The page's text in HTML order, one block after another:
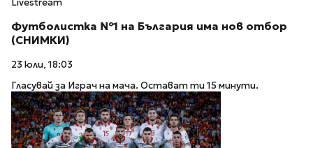
Livestream
Футболистка №1 на България има нов отбор
(СНИМКИ)
23 юли, 18:03
Гласувай за Играч на мача. Остават ти 15 минути.